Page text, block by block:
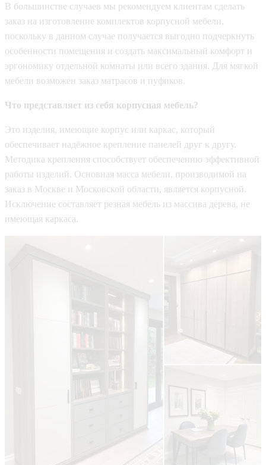
В большинстве случаев мы рекомендуем клиентам сделать
заказ на изготовление комплектов корпусной мебели,
поскольку в данном случае получается выгодно подчеркнуть
особенности помещения и создать максимальный комфорт и
эргономику отдельной комнаты или всего здания. Для мягкой
мебели возможен заказ матрасов и пуфиков.
Что представляет из себя корпусная мебель?
Это изделия, имеющие корпус или каркас, который
обеспечивает надёжное крепление панелей друг к другу.
Методика крепления способствует обеспечению эффективной
работы изделий. Основная масса мебели, производимой на
заказ в Москве и Московской области, является корпусной.
Исключение составляет резная мебель из массива дерева, не
имеющая каркаса.